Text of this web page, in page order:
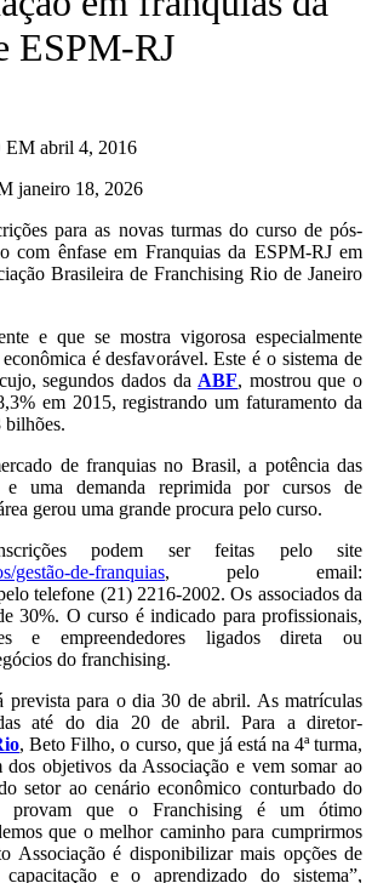
ESPM-RJ
EM abril 4, 2016
janeiro 18, 2026
para as novas turmas do curso de pós-
com ênfase em Franquias da ESPM-RJ em
Brasileira de Franchising Rio de Janeiro
e que se mostra vigorosa especialmente
é desfavorável. Este é o sistema de
segundos dados da ABF, mostrou que o
em 2015, registrando um faturamento da
bilhões.
de franquias no Brasil, a potência das
e uma demanda reprimida por cursos de
gerou uma grande procura pelo curso.
podem ser feitas pelo site
gestão-de-franquias, pelo email:
telefone (21) 2216-2002. Os associados da
30%. O curso é indicado para profissionais,
e empreendedores ligados direta ou
do franchising.
prevista para o dia 30 de abril. As matrículas
até do dia 20 de abril. Para a diretor-
, Beto Filho, o curso, que já está na 4ª turma,
dos objetivos da Associação e vem somar ao
setor ao cenário econômico conturbado do
provam que o Franchising é um ótimo
que o melhor caminho para cumprirmos
Associação é disponibilizar mais opções de
e o aprendizado do sistema”,